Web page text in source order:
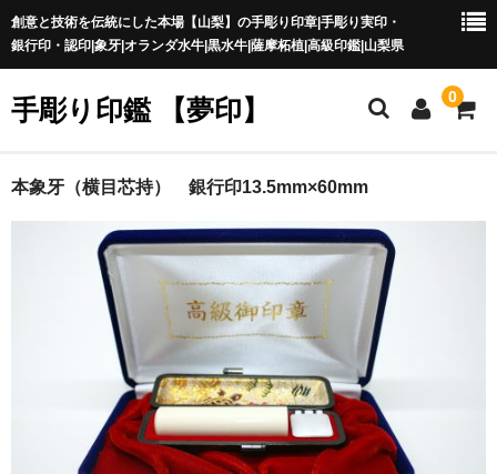
創意と技術を伝統にした本場【山梨】の手彫り印章|手彫り実印・
銀行印・認印|象牙|オランダ水牛|黒水牛|薩摩柘植|高級印鑑|山梨県
手彫り印鑑 【夢印】 0
夢印TOP
印章の本場 山梨
一級印章彫刻技能士
印鑑の書体
本象牙（横目芯持） 銀行印13.5mm×60mm